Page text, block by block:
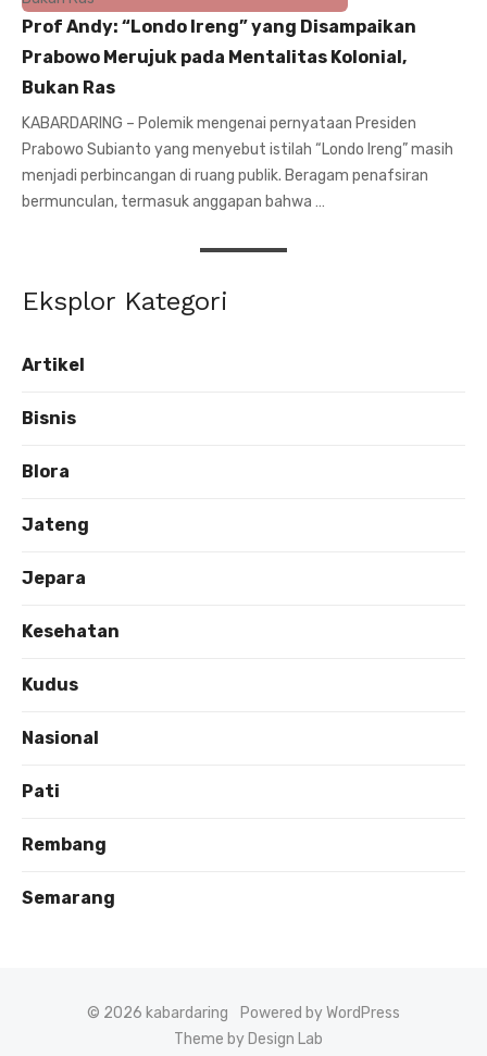
Prof Andy: “Londo Ireng” yang Disampaikan
Prabowo Merujuk pada Mentalitas Kolonial,
Bukan Ras
KABARDARING – Polemik mengenai pernyataan Presiden
Prabowo Subianto yang menyebut istilah “Londo Ireng” masih
menjadi perbincangan di ruang publik. Beragam penafsiran
bermunculan, termasuk anggapan bahwa …
Eksplor Kategori
Artikel
Bisnis
Blora
Jateng
Jepara
Kesehatan
Kudus
Nasional
Pati
Rembang
Semarang
© 2026 kabardaring
Powered by WordPress
Theme by Design Lab